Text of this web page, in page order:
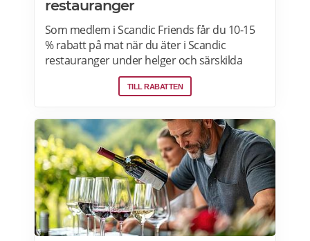
restauranger
Som medlem i Scandic Friends får du 10-15
% rabatt på mat när du äter i Scandic
restauranger under helger och särskilda
helgdagar (vardagar). Rabatten gäller även i
hotellshoppen. Rabatt på mat gäller från
bara kommer förbi. Rabatten gäller på mat
men inte dryck. Du får ta med dig 5 vänner
(totalt 6 personer). Rabatten kan inte
kombineras med andra middagspaket och
erbjudanden, exempelvis vid julbord,
nyårspaket eller after work. Undantag gäller
för alla Scandic Go-hotell och Grand Hotel
Oslo by Scandic. Läs mer>>>
TILL RABATTEN